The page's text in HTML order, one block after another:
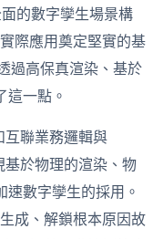
面的數字孿生場景構
際應用奠定堅實的基
過高保真渲染、基於
這一點。
互聯業務邏輯與
基於物理的渲染、物
數字孿生的採用。
成、解鎖根本原因故